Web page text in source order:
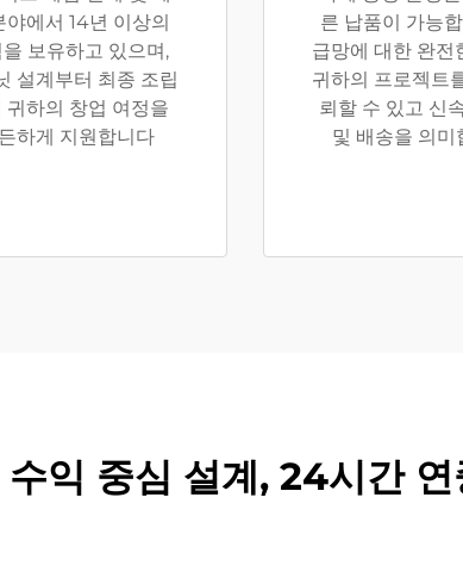
야에서 14년 이상의
보유하고 있으며,
설계부터 최종 조립
귀하의 창업 여정을
하게 지원합니다
른 납품이 가능
급망에 대한 완전
귀하의 프로젝트
뢰할 수 있고 신
및 배송을 의미
익 중심 설계, 24시간